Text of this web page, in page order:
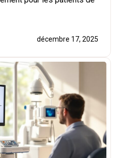
décembre 17, 2025